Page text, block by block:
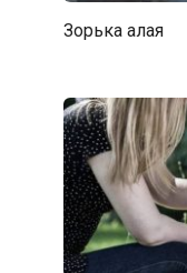
Зорька алая